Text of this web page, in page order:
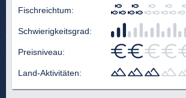
Fischreichtum:
Schwierigkeitsgrad:
Preisniveau:
Land-Aktivitäten: